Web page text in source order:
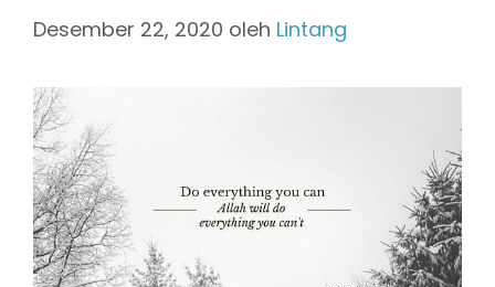
Desember 22, 2020 oleh Lintang